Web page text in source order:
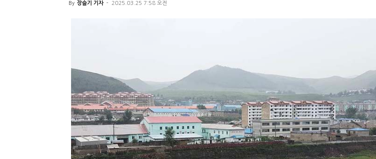
By 장슬기 기자 - 2025.03.25 7:58 오전